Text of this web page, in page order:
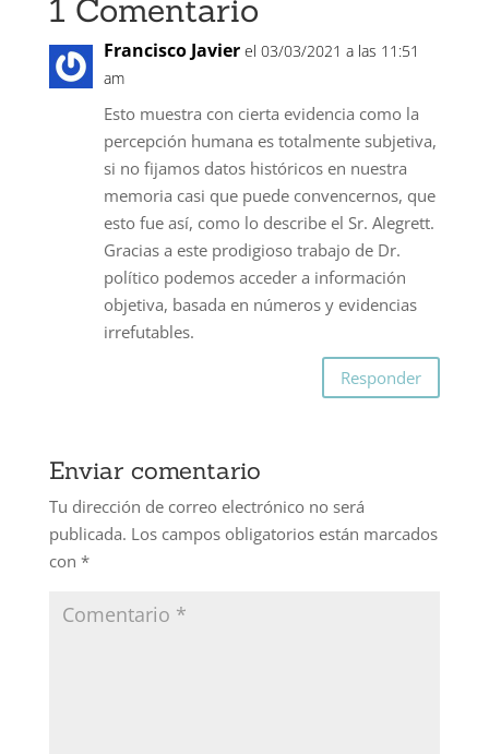
1 Comentario
Francisco Javier el 03/03/2021 a las 11:51
am
Esto muestra con cierta evidencia como la
percepción humana es totalmente subjetiva,
si no fijamos datos históricos en nuestra
memoria casi que puede convencernos, que
esto fue así, como lo describe el Sr. Alegrett.
Gracias a este prodigioso trabajo de Dr.
político podemos acceder a información
objetiva, basada en números y evidencias
irrefutables.
Responder
Enviar comentario
Tu dirección de correo electrónico no será
publicada. Los campos obligatorios están marcados
con *